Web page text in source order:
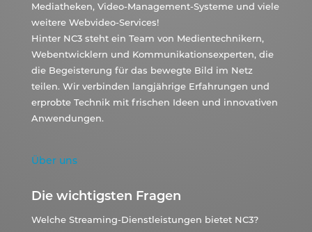
Mediatheken, Video-Management-Systeme und viele
weitere Webvideo-Services!
Hinter NC3 steht ein Team von Medientechnikern,
Webentwicklern und Kommunikationsexperten, die
die Begeisterung für das bewegte Bild im Netz
teilen. Wir verbinden langjährige Erfahrungen und
erprobte Technik mit frischen Ideen und innovativen
Anwendungen.
Über uns
Die wichtigsten Fragen
Welche Streaming-Dienstleistungen bietet NC3?